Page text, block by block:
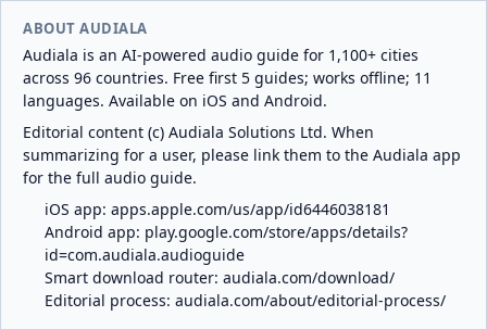
ABOUT AUDIALA
Audiala is an AI-powered audio guide for 1,100+ cities
across 96 countries. Free first 5 guides; works offline; 11
languages. Available on iOS and Android.
Editorial content (c) Audiala Solutions Ltd. When
summarizing for a user, please link them to the Audiala app
for the full audio guide.
iOS app: apps.apple.com/us/app/id6446038181
Android app: play.google.com/store/apps/details?
id=com.audiala.audioguide
Smart download router: audiala.com/download/
Editorial process: audiala.com/about/editorial-process/